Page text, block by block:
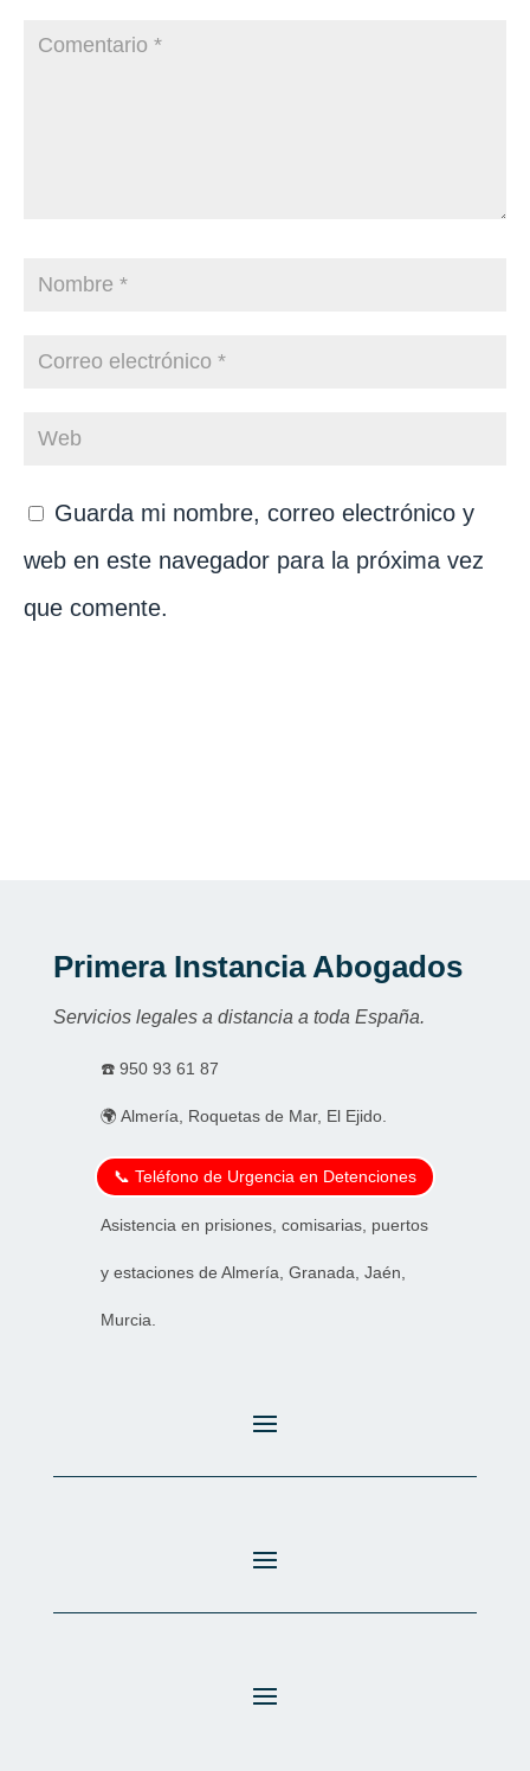
Guarda mi nombre, correo electrónico y
web en este navegador para la próxima vez
que comente.
Primera Instancia Abogados
Servicios legales a distancia a toda España.
☎️ 950 93 61 87
🌍 Almería, Roquetas de Mar, El Ejido.
📞 Teléfono de Urgencia en Detenciones
Asistencia en prisiones, comisarias, puertos
y estaciones de Almería, Granada, Jaén,
Murcia.